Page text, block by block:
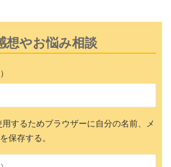
想やお悩み相談
するためブラウザーに自分の名前、メ
保存する。